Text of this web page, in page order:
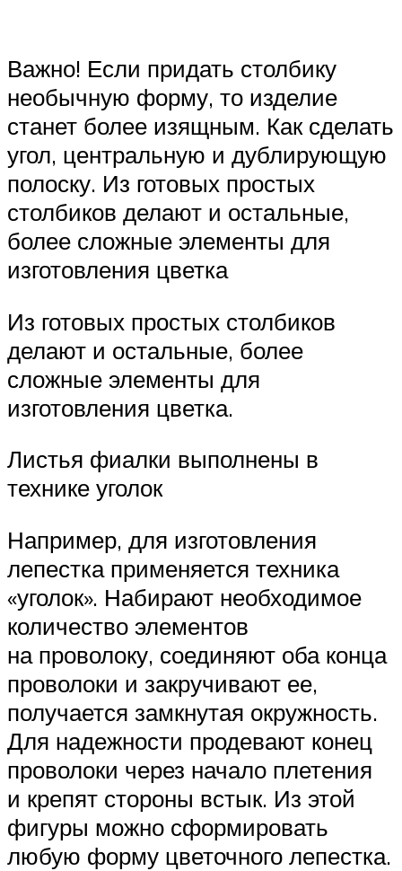
Важно! Если придать столбику
необычную форму, то изделие
станет более изящным. Как сделать
угол, центральную и дублирующую
полоску. Из готовых простых
столбиков делают и остальные,
более сложные элементы для
изготовления цветка
Из готовых простых столбиков
делают и остальные, более
сложные элементы для
изготовления цветка.
Листья фиалки выполнены в
технике уголок
Например, для изготовления
лепестка применяется техника
«уголок». Набирают необходимое
количество элементов
на проволоку, соединяют оба конца
проволоки и закручивают ее,
получается замкнутая окружность.
Для надежности продевают конец
проволоки через начало плетения
и крепят стороны встык. Из этой
фигуры можно сформировать
любую форму цветочного лепестка.